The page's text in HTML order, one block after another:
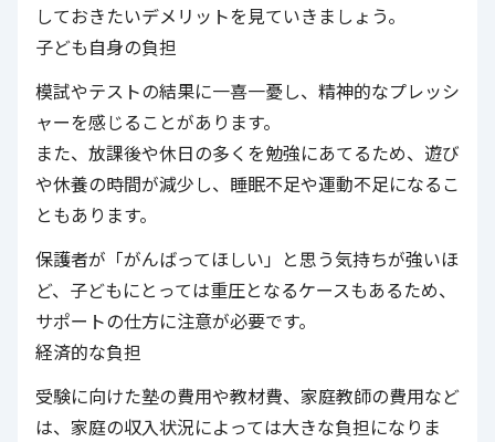
しておきたいデメリットを見ていきましょう。
子ども自身の負担
模試やテストの結果に一喜一憂し、精神的なプレッシ
ャーを感じることがあります。
また、放課後や休日の多くを勉強にあてるため、遊び
や休養の時間が減少し、睡眠不足や運動不足になるこ
ともあります。
保護者が「がんばってほしい」と思う気持ちが強いほ
ど、子どもにとっては重圧となるケースもあるため、
サポートの仕方に注意が必要です。
経済的な負担
受験に向けた塾の費用や教材費、家庭教師の費用など
は、家庭の収入状況によっては大きな負担になりま